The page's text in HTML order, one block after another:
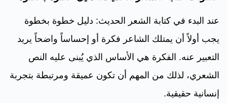
عند البدء في كتابة الشعر الحديث: دليل خطوة بخطوة
يجب أولاً أن يمتلك الشاعر فكرة أو إحساساً واضحاً يريد
التعبير عنه. الفكرة هي الأساس الذي يُبنى عليه النص
الشعري، لذلك من المهم أن تكون عميقة ومرتبطة بتجربة
إنسانية حقيقية.